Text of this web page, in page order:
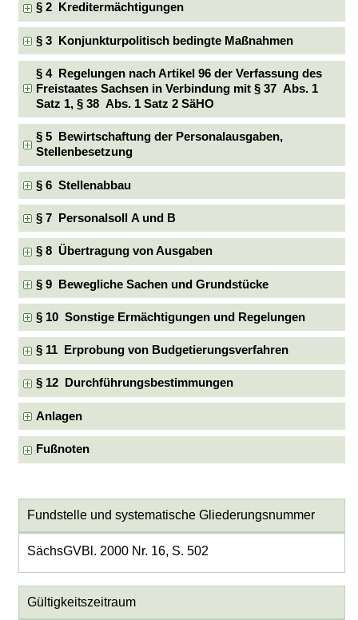
§ 2 Kreditermächtigungen
§ 3 Konjunkturpolitisch bedingte Maßnahmen
§ 4 Regelungen nach Artikel 96 der Verfassung des
Freistaates Sachsen in Verbindung mit § 37 Abs. 1
Satz 1, § 38 Abs. 1 Satz 2 SäHO
§ 5 Bewirtschaftung der Personalausgaben,
Stellenbesetzung
§ 6 Stellenabbau
§ 7 Personalsoll A und B
§ 8 Übertragung von Ausgaben
§ 9 Bewegliche Sachen und Grundstücke
§ 10 Sonstige Ermächtigungen und Regelungen
§ 11 Erprobung von Budgetierungsverfahren
§ 12 Durchführungsbestimmungen
Anlagen
Fußnoten
Fundstelle und systematische Gliederungsnummer
SächsGVBl. 2000 Nr. 16, S. 502
Gültigkeitszeitraum